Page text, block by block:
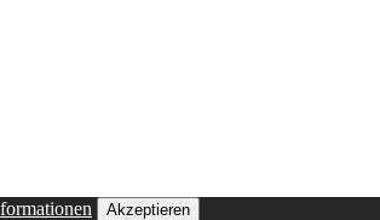
Akzeptieren